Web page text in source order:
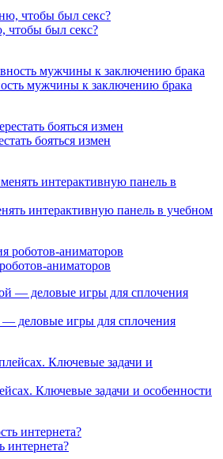
чтобы был секс?
мужчины к заключению брака
бояться измен
интерактивную панель в учебном
аниматоров
деловые игры для сплочения
Ключевые задачи и особенности
интернета?